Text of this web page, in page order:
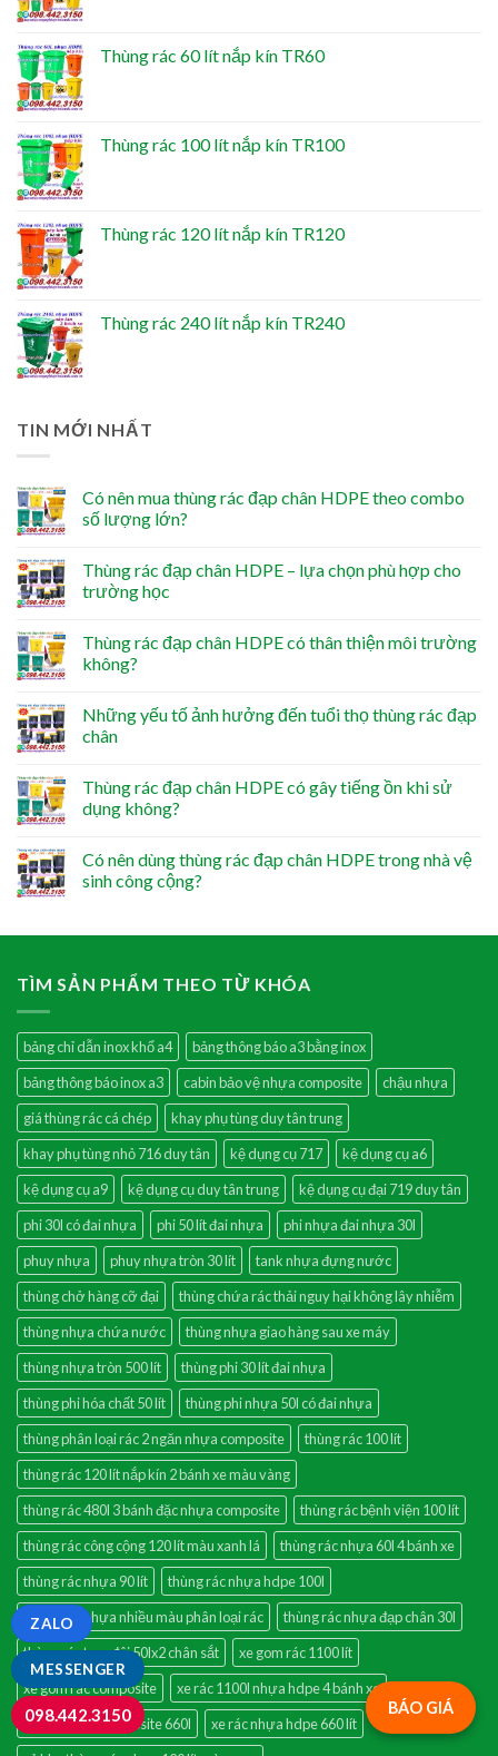
Thùng rác 60 lít nắp kín TR60
Thùng rác 100 lít nắp kín TR100
Thùng rác 120 lít nắp kín TR120
Thùng rác 240 lít nắp kín TR240
TIN MỚI NHẤT
Có nên mua thùng rác đạp chân HDPE theo combo
số lượng lớn?
Thùng rác đạp chân HDPE – lựa chọn phù hợp cho
trường học
Thùng rác đạp chân HDPE có thân thiện môi trường
không?
Những yếu tố ảnh hưởng đến tuổi thọ thùng rác đạp
chân
Thùng rác đạp chân HDPE có gây tiếng ồn khi sử
dụng không?
Có nên dùng thùng rác đạp chân HDPE trong nhà vệ
sinh công cộng?
TÌM SẢN PHẨM THEO TỪ KHÓA
bảng chỉ dẫn inox khổ a4
bảng thông báo a3 bằng inox
bảng thông báo inox a3
cabin bảo vệ nhựa composite
chậu nhựa
giá thùng rác cá chép
khay phụ tùng duy tân trung
khay phụ tùng nhỏ 716 duy tân
kệ dụng cụ 717
kệ dụng cụ a6
kệ dụng cụ a9
kệ dụng cụ duy tân trung
kệ dụng cụ đại 719 duy tân
phi 30l có đai nhựa
phi 50 lít đai nhựa
phi nhựa đai nhựa 30l
phuy nhựa
phuy nhựa tròn 30 lít
tank nhựa đựng nước
thùng chở hàng cỡ đại
thùng chứa rác thải nguy hại không lây nhiễm
thùng nhựa chứa nước
thùng nhựa giao hàng sau xe máy
thùng nhựa tròn 500 lít
thùng phi 30 lít đai nhựa
thùng phi hóa chất 50 lít
thùng phi nhựa 50l có đai nhựa
thùng phân loại rác 2 ngăn nhựa composite
thùng rác 100 lít
thùng rác 120 lít nắp kín 2 bánh xe màu vàng
thùng rác 480l 3 bánh đặc nhựa composite
thùng rác bệnh viện 100 lít
thùng rác công cộng 120 lít màu xanh lá
thùng rác nhựa 60l 4 bánh xe
thùng rác nhựa 90 lít
thùng rác nhựa hdpe 100l
thùng rác nhựa nhiều màu phân loại rác
thùng rác nhựa đạp chân 30l
thùng rác treo đôi 50lx2 chân sắt
xe gom rác 1100 lít
xe gom rác composite
xe rác 1100l nhựa hdpe 4 bánh xe
xe rác nhựa composite 660l
xe rác nhựa hdpe 660 lít
BÁO GIÁ
MESSENGER
ZALO
098.442.3150